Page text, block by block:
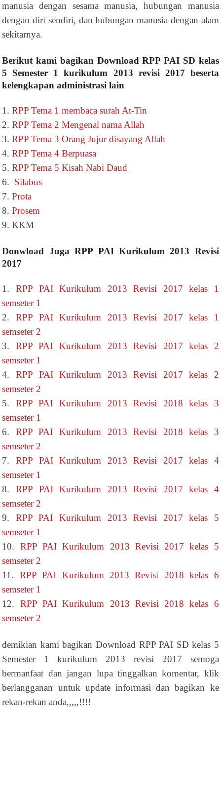
manusia dengan sesama manusia, hubungan manusia
dengan diri sendiri, dan hubungan manusia dengan alam
sekitarnya.
Berikut kami bagikan Download RPP PAI SD kelas
5 Semester 1 kurikulum 2013 revisi 2017 beserta
kelengkapan administrasi lain
1.RPP Tema 1 membaca surah At-Tin
2.RPP Tema 2 Mengenal nama Allah
3.RPP Tema 3 Orang Jujur disayang Allah
4.RPP Tema 4 Berpuasa
5.RPP Tema 5 Kisah Nabi Daud
6. Silabus
7.Prota
8.Prosem
9. KKM
Donwload Juga RPP PAI Kurikulum 2013 Revisi
2017
1. RPP PAI Kurikulum 2013 Revisi 2017 kelas 1
semseter 1
2. RPP PAI Kurikulum 2013 Revisi 2017 kelas 1
semseter 2
3. RPP PAI Kurikulum 2013 Revisi 2017 kelas 2
semseter 1
4. RPP PAI Kurikulum 2013 Revisi 2017 kelas 2
semseter 2
5. RPP PAI Kurikulum 2013 Revisi 2018 kelas 3
semseter 1
6. RPP PAI Kurikulum 2013 Revisi 2018 kelas 3
semseter 2
7. RPP PAI Kurikulum 2013 Revisi 2017 kelas 4
semseter 1
8. RPP PAI Kurikulum 2013 Revisi 2017 kelas 4
semseter 2
9. RPP PAI Kurikulum 2013 Revisi 2017 kelas 5
semseter 1
10. RPP PAI Kurikulum 2013 Revisi 2017 kelas 5
semseter 2
11. RPP PAI Kurikulum 2013 Revisi 2018 kelas 6
semseter 1
12. RPP PAI Kurikulum 2013 Revisi 2018 kelas 6
semseter 2
demikian kami bagikan Download RPP PAI SD kelas 5
Semester 1 kurikulum 2013 revisi 2017 semoga
bermanfaat dan jangan lupa tinggalkan komentar, klik
berlangganan untuk update informasi dan bagikan ke
rekan-rekan anda,,,,,!!!!